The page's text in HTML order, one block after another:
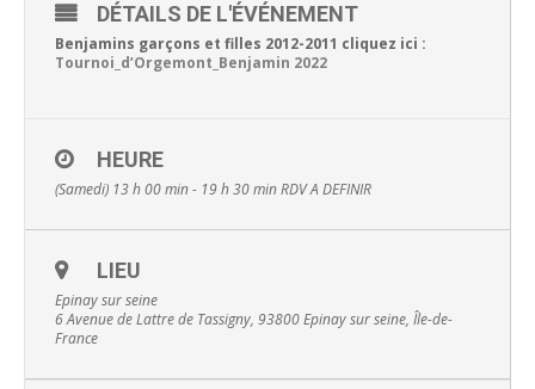
DÉTAILS DE L'ÉVÉNEMENT
Benjamins garçons et filles 2012-2011 cliquez ici :
Tournoi_d’Orgemont_Benjamin 2022
HEURE
(Samedi) 13 h 00 min - 19 h 30 minRDV A DEFINIR
LIEU
Epinay sur seine
6 Avenue de Lattre de Tassigny, 93800 Epinay sur seine, Île-de-
France